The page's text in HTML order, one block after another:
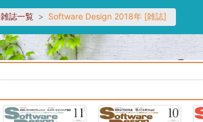
雑誌一覧 Software Design 2018年 [雑誌]